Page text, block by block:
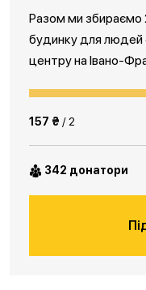
Разом ми збираємо
будинку для людей
центру на Івано-
157 ₴ / 2
342 донатори